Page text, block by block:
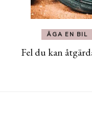
ÄGA EN BIL
Fel du kan